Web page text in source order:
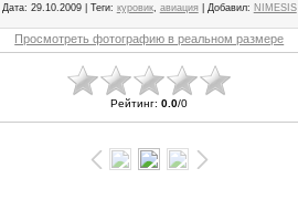
Дата: 29.10.2009 | Теги: куровик, авиация| Добавил: NIMESIS
Просмотреть фотографию в реальном размере
Рейтинг: 0.0/0